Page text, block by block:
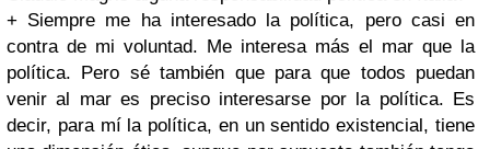
+ Siempre me ha interesado la política, pero casi en
contra de mi voluntad. Me interesa más el mar que la
política. Pero sé también que para que todos puedan
venir al mar es preciso interesarse por la política. Es
decir, para mí la política, en un sentido existencial, tiene